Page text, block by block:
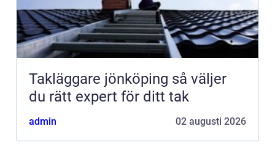
Takläggare jönköping så väljer
du rätt expert för ditt tak
admin 02 augusti 2026